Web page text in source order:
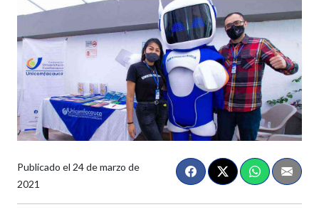
Publicado el 24 de marzo de
2021